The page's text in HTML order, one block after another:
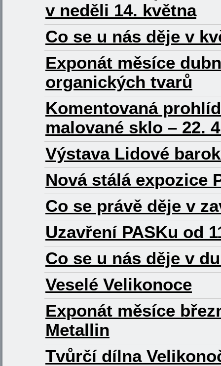
v neděli 14. května
Co se u nás děje v
Exponát měsíce
organických tvarů
Komentovaná
malované sklo – 22.
Výstava Lidové
Nová stálá expozice
Co se právě děje v
Uzavření PASKu od
Co se u nás děje v
Veselé Velikonoce
Exponát měsíce
Metallin
Tvůrčí dílna